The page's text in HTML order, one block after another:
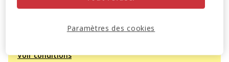
Voir conditions
Paramètres des cookies